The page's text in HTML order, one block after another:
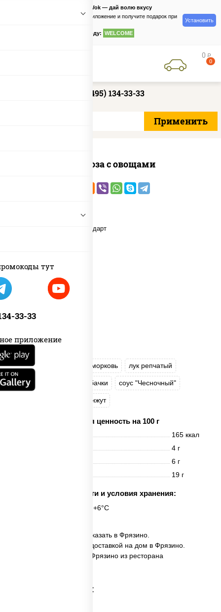
тут
33-33
приложение
PizzaSushiWok — дай волю вкусу
Скачайте приложение и получите подарок при
по промокоду: WELCOME
Установить
0 руб
0
+7 (495) 134-33-33
Фунчоза с овощами
масло растительное морковь лук репчатый
перец болгарский кабачки соус "Чесночный"
кунжут
Пищевая ценность на 100 г
165 ккал
4 г
6 г
19 г
Срок годности и условия хранения:
6 часов при t° от +2°C до +6°C
✅ Фунчоза с овощами заказать в Фрязино.
✅ Фунчоза с овощами с доставкой на дом в Фрязино.
✅ Фунчоза с овощами в Фрязино из ресторана
Категории товара: